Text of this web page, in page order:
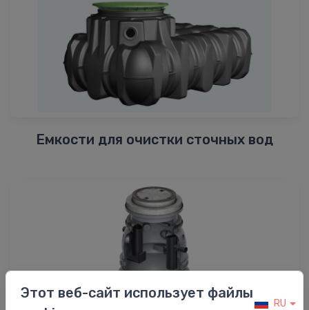
Емкости для очистки сточных вод
Этот веб-сайт использует файлы
RU